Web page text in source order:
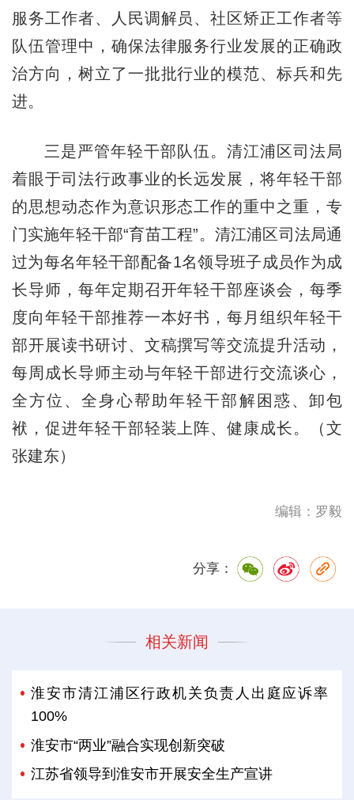
服务工作者、人民调解员、社区矫正工作者等
队伍管理中，确保法律服务行业发展的正确政
治方向，树立了一批批行业的模范、标兵和先
进。
三是严管年轻干部队伍。清江浦区司法局
着眼于司法行政事业的长远发展，将年轻干部
的思想动态作为意识形态工作的重中之重，专
门实施年轻干部“育苗工程”。清江浦区司法局通
过为每名年轻干部配备1名领导班子成员作为成
长导师，每年定期召开年轻干部座谈会，每季
度向年轻干部推荐一本好书，每月组织年轻干
部开展读书研讨、文稿撰写等交流提升活动，
每周成长导师主动与年轻干部进行交流谈心，
全方位、全身心帮助年轻干部解困惑、卸包
袱，促进年轻干部轻装上阵、健康成长。（文
张建东）
编辑：罗毅
分享：
相关新闻
淮安市清江浦区行政机关负责人出庭应诉率
100%
淮安市“两业”融合实现创新突破
江苏省领导到淮安市开展安全生产宣讲